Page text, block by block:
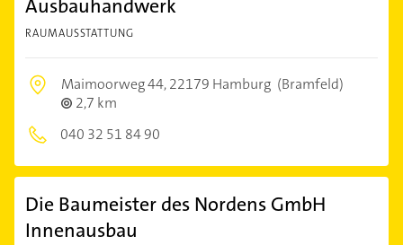
Ausbauhandwerk
RAUMAUSSTATTUNG
Maimoorweg 44,22179 Hamburg (Bramfeld)
2,7 km
040 32 51 84 90
Die Baumeister des Nordens GmbH
Innenausbau